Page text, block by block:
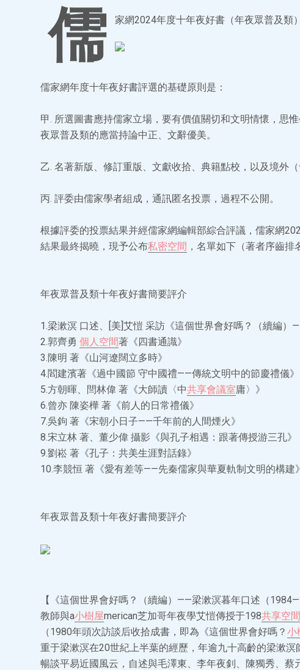
儒 家網2024年度十年夜好書（年夜眾普及類
儒家網年度十年夜好書評選的基礎原則是：
甲. 所選圖書應持儒家立場，要有價值關切和文明情懷，思
夜眾普及類的應當持論中正、文辭優美。
乙. 名著新版、修訂重版、文獻收拾、典籍點校，以及境外
丙. 評委由儒家學者組成，通訊匿名投票，過程不公開。
根據評委的投票結果并經儒家網編輯部綜合評議，儒家網
結果最終揭曉，現予公布私密空間 ，名單如下（著者序齒排
年夜眾普及類十年夜好書簡要評介
1.梁漱溟 口述、[美]艾愷 采訪《這個世界會好嗎？（續編）
2.郭齊勇 個人空間著《四書通識》
3.陳明 著《山河遼闊立多時》
4.閻建濱著《過中國節 守中國禮——傳統文明中的節慶禮儀》
5.方朝暉、閆林偉 著《大師讀〈中共享會議室庸〉》
6.曾亦 陳姿樺 著《前人的日常禮儀》
7.吳鉤 著《宋朝小日子——千年前的人間煙火》
8.宋立林 著、董少偉 攝影《與孔子相遇：跟著傳授游三孔》
9.劉崧 著《孔子：共美生涯對話錄》
10.李競恒 著《愛有差等——先秦儒家與華夏軌制文明的構建》
年夜眾普及類十年夜好書簡要評介
【《這個世界會好嗎？（續編）——梁漱溟暮年口述（
教師與a小樹屋merican芝加哥年夜學艾愷傳授于198共享空間
（1980年頭次訪談后收拾成書，即為《這個世界會好嗎？ 小
重于梁漱溟在20世紀上半葉的經歷，年逾九十高齡的梁漱
暢談平易近國風云，自述與毛澤東、李年夜釗、陳獨秀、蔡